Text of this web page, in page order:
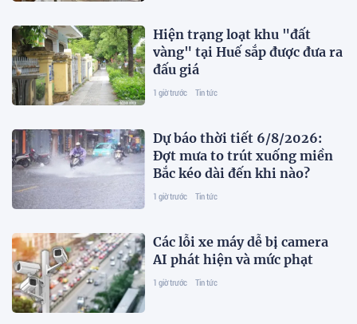
Hiện trạng loạt khu "đất
vàng" tại Huế sắp được đưa ra
đấu giá
1 giờ trước Tin tức
Dự báo thời tiết 6/8/2026:
Đợt mưa to trút xuống miền
Bắc kéo dài đến khi nào?
1 giờ trước Tin tức
Các lỗi xe máy dễ bị camera
AI phát hiện và mức phạt
1 giờ trước Tin tức